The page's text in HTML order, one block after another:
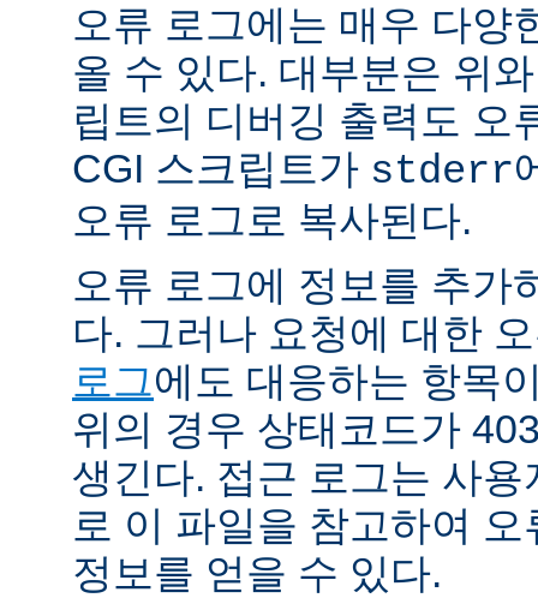
오류 로그에는 매우 다양
올 수 있다. 대부분은 위
립트의 디버깅 출력도 오
CGI 스크립트가 stderr
오류 로그로 복사된다.
오류 로그에 정보를 추가
다. 그러나 요청에 대한
로그에도 대응하는 항목
위의 경우 상태코드가
생긴다. 접근 로그는 사
로 이 파일을 참고하여
정보를 얻을 수 있다.